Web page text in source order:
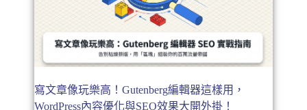
寫文章像玩樂高！Gutenberg編輯器這樣用，
WordPress內容優化與SEO效果大開外掛！